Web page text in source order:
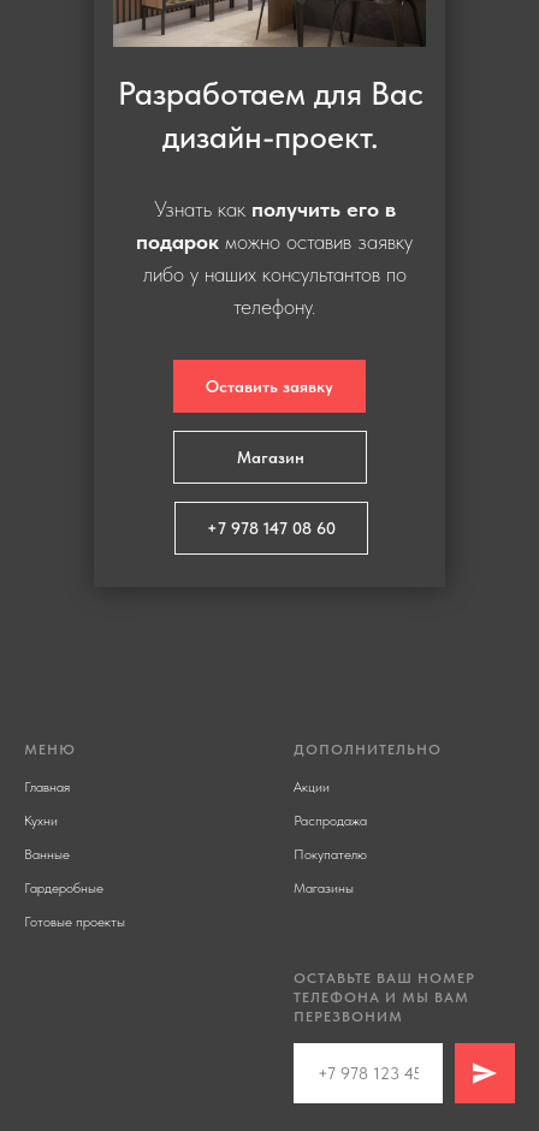
Узнать как получить его в
подарок можно оставив заявку
либо у наших консультантов по
телефону.
Оставить заявку
Магазин
Разработаем для Вас
дизайн-проект.
+7 978 147 08 60
МЕНЮ
Главная
Кухни
Ванные
Гардеробные
Готовые проекты
ДОПОЛНИТЕЛЬНО
Акции
Распродажа
Покупателю
Магазины
ОСТАВЬТЕ ВАШ НОМЕР
ТЕЛЕФОНА И МЫ ВАМ
ПЕРЕЗВОНИМ